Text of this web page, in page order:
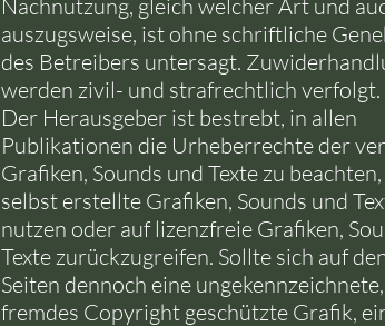
Nachnutzung, gleich welcher Art und
auszugsweise, ist ohne schriftliche
des Betreibers untersagt.
werden zivil- und strafrechtlich verfolgt.
Der Herausgeber ist bestrebt, in allen
Publikationen die Urheberrechte der
Grafiken, Sounds und Texte zu
selbst erstellte Grafiken, Sounds und
nutzen oder auf lizenzfreie Grafiken,
Texte zurückzugreifen. Sollte sich auf
Seiten dennoch eine
fremdes Copyright geschützte Grafik,